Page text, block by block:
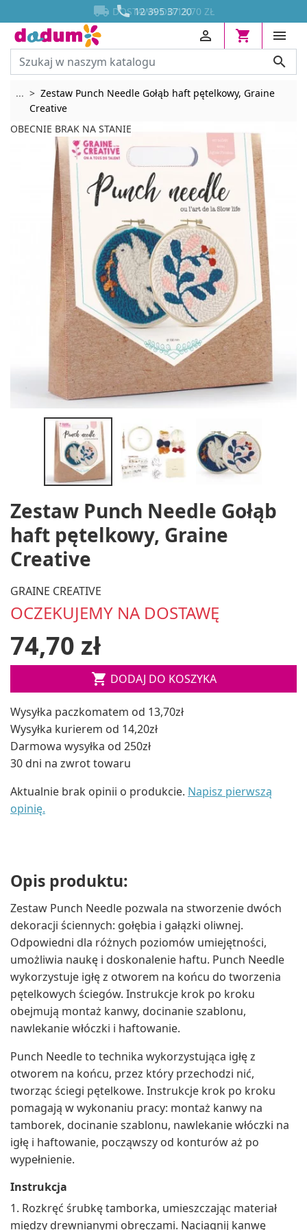

 DOSTAWA OD 13,70 ZŁ






... Rozwiń breadcrumbs
Zestaw Punch Needle Gołąb haft pętelkowy, Graine
Creative
OBECNIE BRAK NA STANIE
Zestaw Punch Needle Gołąb
haft pętelkowy, Graine
Creative
GRAINE CREATIVE
OCZEKUJEMY NA DOSTAWĘ
74,70 zł
 DODAJ DO KOSZYKA
Wysyłka paczkomatem od 13,70zł
Wysyłka kurierem od 14,20zł
Darmowa wysyłka od 250zł
30 dni na zwrot towaru
Aktualnie brak opinii o produkcie. Napisz pierwszą
opinię.
Opis produktu:
Zestaw Punch Needle pozwala na stworzenie dwóch
dekoracji ściennych: gołębia i gałązki oliwnej.
Odpowiedni dla różnych poziomów umiejętności,
umożliwia naukę i doskonalenie haftu. Punch Needle
wykorzystuje igłę z otworem na końcu do tworzenia
pętelkowych ściegów. Instrukcje krok po kroku
obejmują montaż kanwy, docinanie szablonu,
nawlekanie włóczki i haftowanie.
Punch Needle to technika wykorzystująca igłę z
otworem na końcu, przez który przechodzi nić,
tworząc ściegi pętelkowe. Instrukcje krok po kroku
pomagają w wykonaniu pracy: montaż kanwy na
tamborek, docinanie szablonu, nawlekanie włóczki na
igłę i haftowanie, począwszy od konturów aż po
wypełnienie.
Instrukcja
1. Rozkręć śrubkę tamborka, umieszczając materiał
między drewnianymi obręczami. Naciągnij kanwę